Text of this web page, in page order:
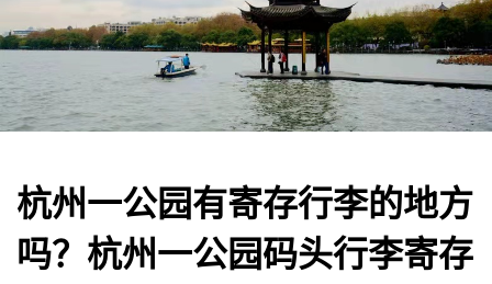
杭州一公园有寄存行李的地方
吗？杭州一公园码头行李寄存